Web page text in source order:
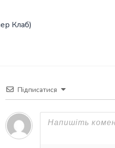
Клаб)
Підписатися